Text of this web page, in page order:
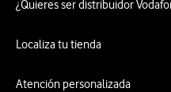
¿Quieres ser distribuidor
Localiza tu tienda
Atención personalizada